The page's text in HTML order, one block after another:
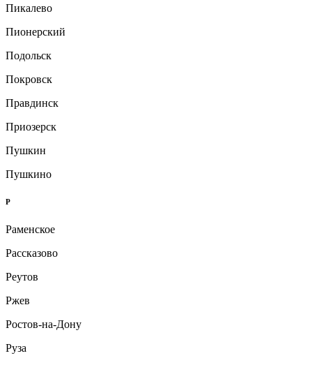
Пикалево
Пионерский
Подольск
Покровск
Правдинск
Приозерск
Пушкин
Пушкино
Р
Раменское
Рассказово
Реутов
Ржев
Ростов-на-Дону
Руза